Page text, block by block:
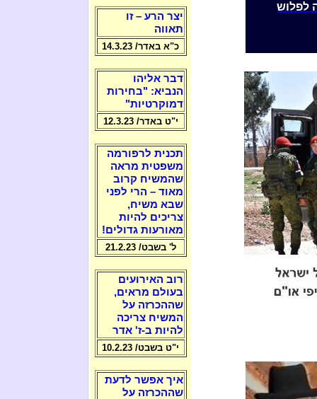
לפלוש
יצר הרע – זו
תאווה
כ"א באדר/ 14.3.23
דבר אליהו
הנביא: "בחירות
דמוקרטיות"
י"ט באדר/ 12.3.23
תכנית לרפורמה
משפטית מראה
שהמשיח קרוב
מאוד – הרי לפני
שבא משיח,
צריכים להיות
מאורעות גדולים!
ל' בשבט/ 21.2.23
רוב האירועים
בעולם מראים,
שההכרזה על
המשיח צריכה
להיות ב-ז' אדר
י"ט בשבט/ 10.2.23
איך אפשר לדעת
שההכרזה על